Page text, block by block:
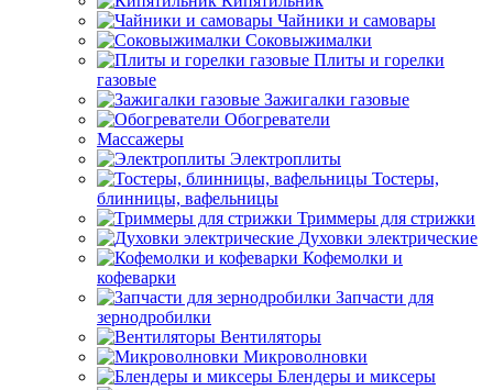
Чайники и самовары
Соковыжималки
Плиты и горелки
газовые
Зажигалки газовые
Обогреватели
Массажеры
Электроплиты
Тостеры,
блинницы, вафельницы
Триммеры для стрижки
Духовки электрические
Кофемолки и
кофеварки
Запчасти для
зернодробилки
Вентиляторы
Микроволновки
Блендеры и миксеры